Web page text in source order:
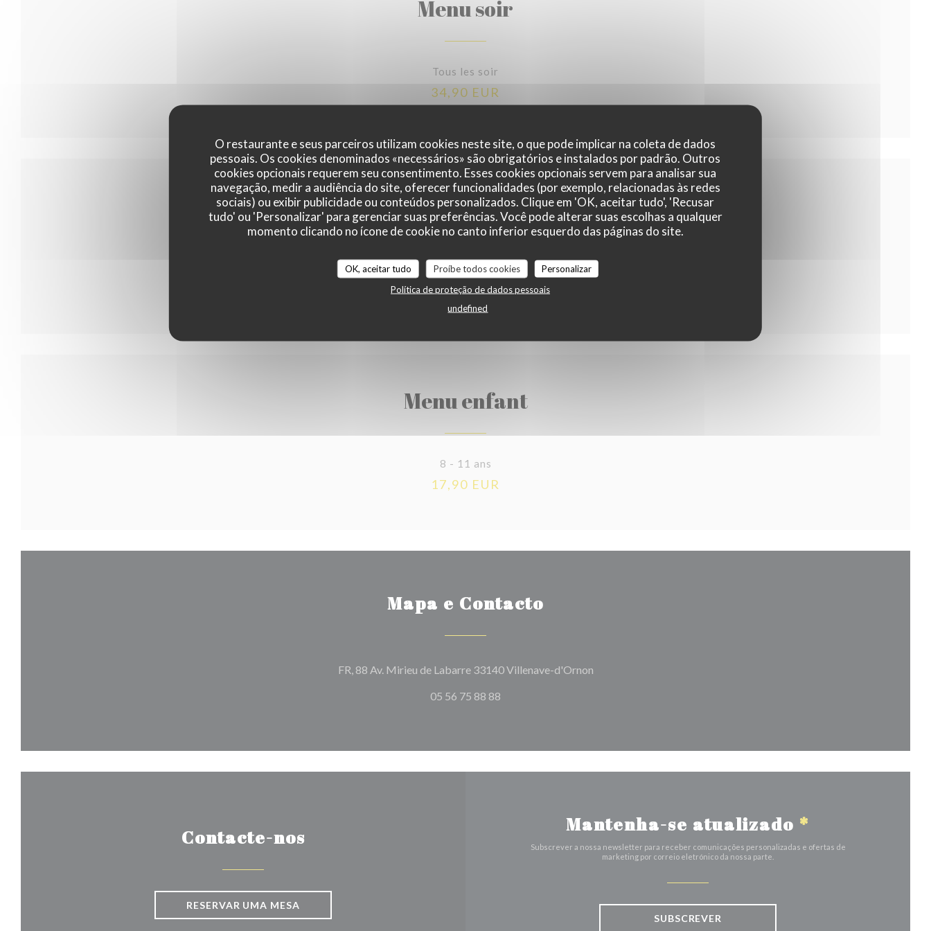
O restaurante e seus parceiros utilizam cookies neste site, o que pode implicar na coleta de dados
pessoais. Os cookies denominados «necessários» são obrigatórios e instalados por padrão. Outros
cookies opcionais requerem seu consentimento. Esses cookies opcionais servem para analisar sua
navegação, medir a audiência do site, oferecer funcionalidades (por exemplo, relacionadas às redes
sociais) ou exibir publicidade ou conteúdos personalizados. Clique em 'OK, aceitar tudo', 'Recusar
tudo' ou 'Personalizar' para gerenciar suas preferências. Você pode alterar suas escolhas a qualquer
momento clicando no ícone de cookie no canto inferior esquerdo das páginas do site.
OK, aceitar tudo Proíbe todos cookies
Personalizar
Política de proteção de dados pessoais
undefined
Menu soir
Tous les soir
34,90 EUR
Menu enfant
4 - 7 ans
11,90 EUR
Menu enfant
8 - 11 ans
17,90 EUR
Mapa e Contacto
FR, 88 Av. Mirieu de Labarre 33140 Villenave-d'Ornon((abre numa nova janela))
05 56 75 88 88
Contacte-nos
RESERVAR UMA MESA
Mantenha-se atualizado *
Subscrever a nossa newsletter para receber comunicações personalizadas e ofertas de
marketing por correio eletrónico da nossa parte.
SUBSCREVER